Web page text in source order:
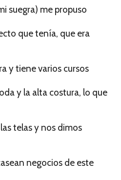
suegra) me propuso
que tenía, que era
y tiene varios cursos
y la alta costura, lo que
telas y nos dimos
negocios de este